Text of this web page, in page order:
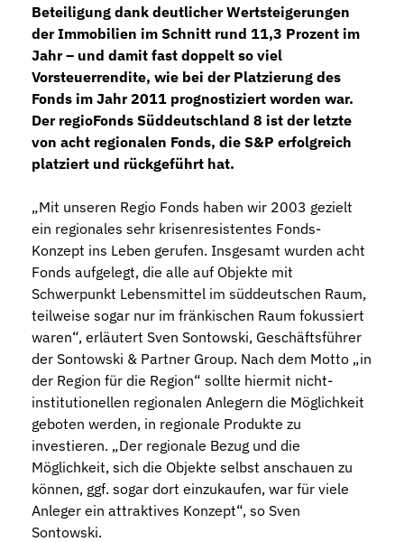
Beteiligung dank deutlicher Wertsteigerungen
der Immobilien im Schnitt rund 11,3 Prozent im
Jahr – und damit fast doppelt so viel
Vorsteuerrendite, wie bei der Platzierung des
Fonds im Jahr 2011 prognostiziert worden war.
Der regioFonds Süddeutschland 8 ist der letzte
von acht regionalen Fonds, die S&P erfolgreich
platziert und rückgeführt hat.
„Mit unseren Regio Fonds haben wir 2003 gezielt
ein regionales sehr krisenresistentes Fonds-
Konzept ins Leben gerufen. Insgesamt wurden acht
Fonds aufgelegt, die alle auf Objekte mit
Schwerpunkt Lebensmittel im süddeutschen Raum,
teilweise sogar nur im fränkischen Raum fokussiert
waren“, erläutert Sven Sontowski, Geschäftsführer
der Sontowski & Partner Group. Nach dem Motto „in
der Region für die Region“ sollte hiermit nicht-
institutionellen regionalen Anlegern die Möglichkeit
geboten werden, in regionale Produkte zu
investieren. „Der regionale Bezug und die
Möglichkeit, sich die Objekte selbst anschauen zu
können, ggf. sogar dort einzukaufen, war für viele
Anleger ein attraktives Konzept“, so Sven
Sontowski.